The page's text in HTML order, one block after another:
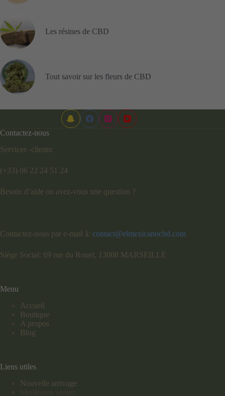
Les résines de CBD
Tout savoir sur les fleurs de CBD
Contactez-nous
Services -clients:
(+33) 06 22 24 51 24
Besoin d’aide ou avez-vous une question ?
Contactez-nous par e-mail à: contact@elmexicanocbd.com
Siège Social: 69 rue du Rouet, 13008 MARSEILLE
Menu
Accueil
Boutique
A propos
Blog
Liens utiles
Nouvelle arrivage